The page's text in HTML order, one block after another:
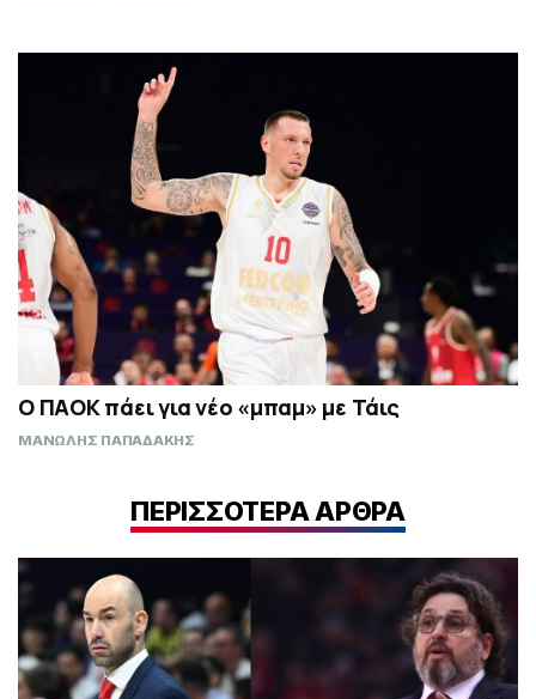
Ο ΠΑΟΚ πάει για νέο «μπαμ» με Τάις
ΜΑΝΩΛΗΣ ΠΑΠΑΔΑΚΗΣ
ΠΕΡΙΣΣΟΤΕΡΑ ΑΡΘΡΑ